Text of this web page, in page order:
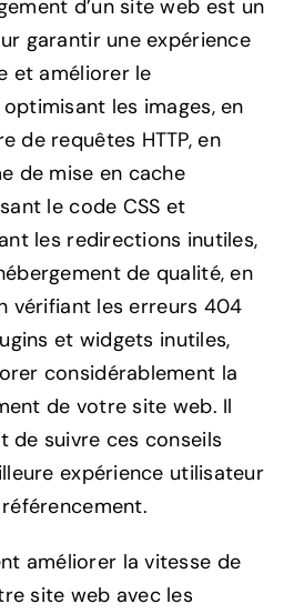
d’un site web est un
garantir une expérience
et améliorer le
les images, en
de requêtes HTTP, en
de mise en cache
le code CSS et
les redirections inutiles,
de qualité, en
vérifiant les erreurs 404
et widgets inutiles,
considérablement la
de votre site web. Il
de suivre ces conseils
expérience utilisateur
améliorer la vitesse de
site web avec les